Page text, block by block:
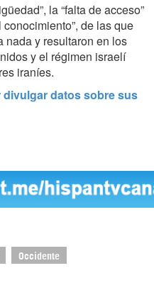
la “falta de acceso”
de las que
nada y resultaron en los
y el régimen israelí
iraníes.
datos sobre sus
Occidente